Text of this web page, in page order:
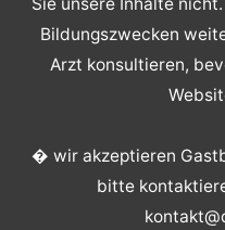
Sie unsere Inhalte
Bildungszwecken
Arzt konsultieren,
� wir akzeptieren
bitte